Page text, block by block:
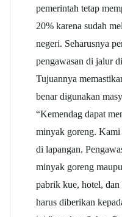
pemerintah tetap
20% karena sudah
negeri. Seharusnya
pengawasan di jalur
Tujuannya
benar digunakan
“Kemendag dapat
minyak goreng. Kami
di lapangan.
minyak goreng
pabrik kue, hotel, dan
harus diberikan